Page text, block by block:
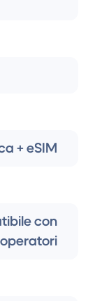
+ eSIM
con